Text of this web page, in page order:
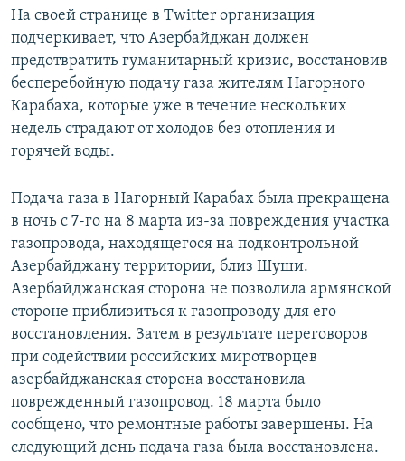
На своей странице в Twitter организация
подчеркивает, что Азербайджан должен
предотвратить гуманитарный кризис, восстановив
бесперебойную подачу газа жителям Нагорного
Карабаха, которые уже в течение нескольких
недель страдают от холодов без отопления и
горячей воды.
Подача газа в Нагорный Карабах была прекращена
в ночь с 7-го на 8 марта из-за повреждения участка
газопровода, находящегося на подконтрольной
Азербайджану территории, близ Шуши.
Азербайджанская сторона не позволила армянской
стороне приблизиться к газопроводу для его
восстановления. Затем в результате переговоров
при содействии российских миротворцев
азербайджанская сторона восстановила
поврежденный газопровод. 18 марта было
сообщено, что ремонтные работы завершены. На
следующий день подача газа была восстановлена.